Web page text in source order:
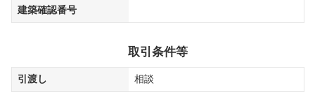
建築確認番号
取引条件等
引渡し 相談